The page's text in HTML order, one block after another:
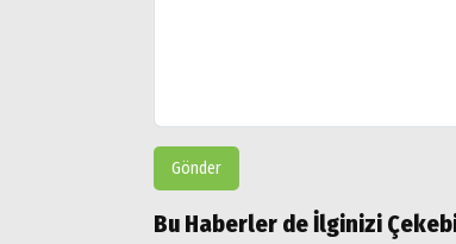
Gönder
Bu Haberler de İlginizi